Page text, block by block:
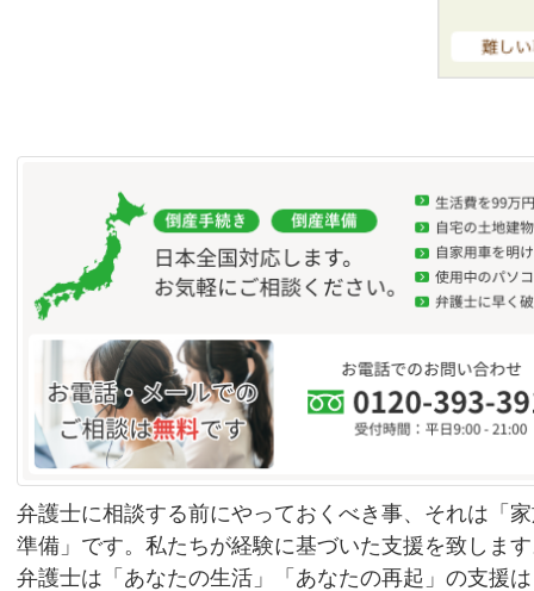
弁護士に相談する前にやっておくべき事、それは「
準備」です。私たちが経験に基づいた支援を致しま
弁護士は「あなたの生活」「あなたの再起」の支援